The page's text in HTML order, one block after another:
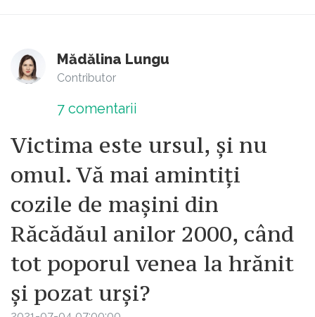
Mădălina Lungu
Contributor
7 comentarii
Victima este ursul, și nu
omul. Vă mai amintiți
cozile de mașini din
Răcădăul anilor 2000, când
tot poporul venea la hrănit
și pozat urși?